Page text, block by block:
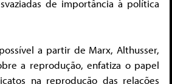
de importância à política
a partir de Marx, Althusser,
a reprodução, enfatiza o papel
na reprodução das relações